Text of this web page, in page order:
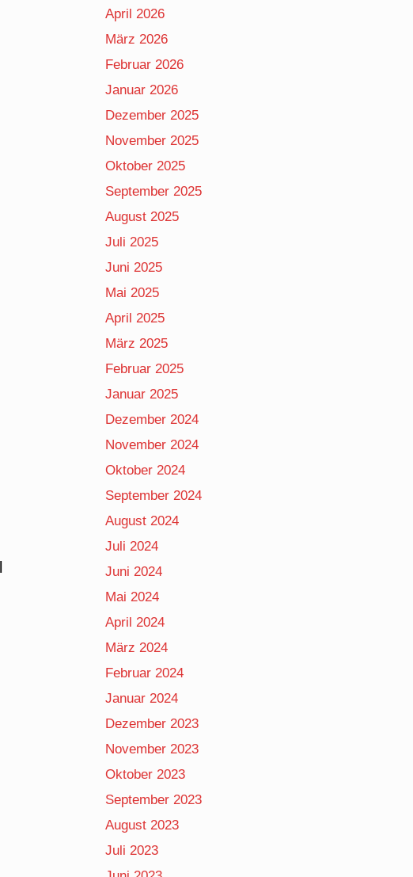
April 2026
März 2026
Februar 2026
Januar 2026
Dezember 2025
November 2025
Oktober 2025
September 2025
August 2025
Juli 2025
Juni 2025
Mai 2025
April 2025
März 2025
Februar 2025
Januar 2025
Dezember 2024
November 2024
Oktober 2024
September 2024
August 2024
Juli 2024
Juni 2024
Mai 2024
April 2024
März 2024
Februar 2024
Januar 2024
Dezember 2023
November 2023
Oktober 2023
September 2023
August 2023
Juli 2023